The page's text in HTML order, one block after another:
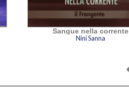
Sangue nella corrente
Nini Sanna